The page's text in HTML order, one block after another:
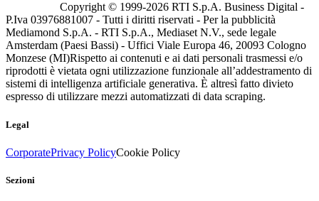
Copyright © 1999-2026 RTI S.p.A. Business Digital -
P.Iva 03976881007 - Tutti i diritti riservati - Per la pubblicità
Mediamond S.p.A. - RTI S.p.A., Mediaset N.V., sede legale
Amsterdam (Paesi Bassi) - Uffici Viale Europa 46, 20093 Cologno
Monzese (MI)Rispetto ai contenuti e ai dati personali trasmessi e/o
riprodotti è vietata ogni utilizzazione funzionale all’addestramento di
sistemi di intelligenza artificiale generativa. È altresì fatto divieto
espresso di utilizzare mezzi automatizzati di data scraping.
Legal
CorporatePrivacy PolicyCookie Policy
Sezioni